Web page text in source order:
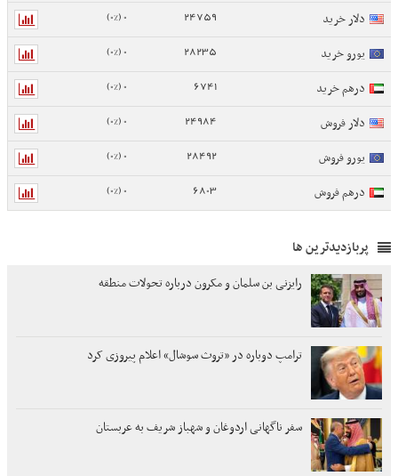
دلار خرید
24759
0 (0%)
یورو خرید 28235
0 (0%)
درهم خرید 6741
0 (0%)
دلار فروش 24984
0 (0%)
یورو فروش 28492
0 (0%)
درهم فروش 6803
0 (0%)
پربازدیدترین ها
رایزنی بن سلمان و مکرون درباره تحولات منطقه
ترامپ دوباره در «تروث سوشال» اعلام پیروزی کرد
سفر ناگهانی اردوغان و شهباز شریف به عربستان